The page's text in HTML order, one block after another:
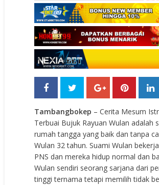
Tambangbokep – Cerita Mesum
Terbuai Bujuk Rayuan Wulan adalah
rumah tangga yang baik dan tanpa
Wulan 32 tahun. Suami Wulan
PNS dan mereka hidup normal dan
Wulan sendiri seorang sarjana dari
tinggi ternama tetapi memilih tidak